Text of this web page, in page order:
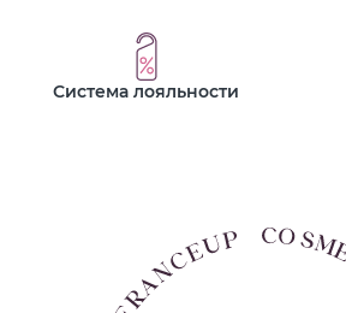
Система лояльности